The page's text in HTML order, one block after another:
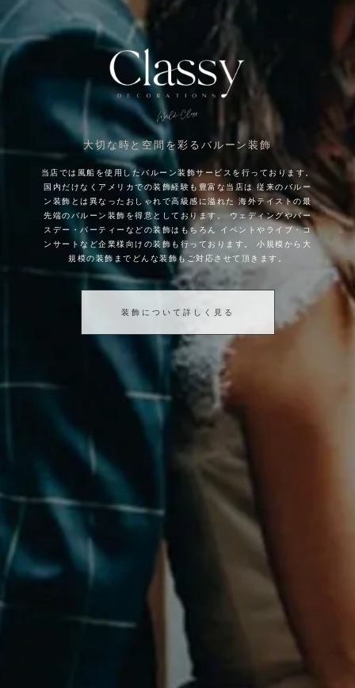
大切な時と空間を彩るバルーン装飾
当店では風船を使用したバルーン装飾サービスを行っております。
国内だけなくアメリカでの装飾経験も豊富な当店は従来のバルー
ン装飾とは異なったおしゃれで高級感に溢れた
海外テイストの最
先端のバルーン装飾を得意としております。 ウェディングやバー
スデー・パーティーなどの装飾はもちろん
イベントやライブ・コ
ンサートなど企業様向けの装飾も行っております。
小規模から大
規模の装飾までどんな装飾もご対応させて頂きます。
装飾について詳しく見る